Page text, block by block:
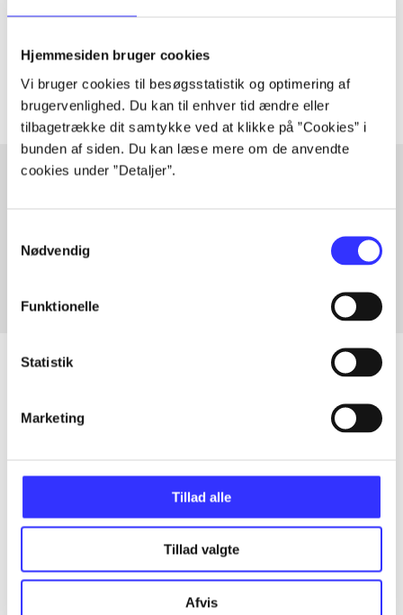
Hjemmesiden bruger cookies
Vi bruger cookies til besøgsstatistik og optimering af
brugervenlighed. Du kan til enhver tid ændre eller
tilbagetrække dit samtykke ved at klikke på ”Cookies” i
bunden af siden. Du kan læse mere om de anvendte
cookies under ”Detaljer”.
Nødvendig
Funktionelle
Statistik
Marketing
Tillad alle
Tillad valgte
Afvis
Artiklerne i handler ofte om
Fra
Artikler